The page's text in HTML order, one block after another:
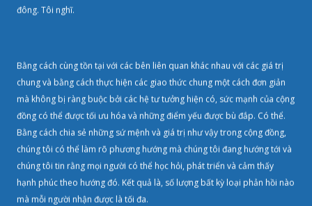
đông. Tôi nghĩ.
Bằng cách cùng tồn tại với các bên liên quan khác nhau với các giá trị
chung và bằng cách thực hiện các giao thức chung một cách đơn giản
mà không bị ràng buộc bởi các hệ tư tưởng hiện có, sức mạnh của cộng
đồng có thể được tối ưu hóa và những điểm yếu được bù đắp. Có thể.
Bằng cách chia sẻ những sứ mệnh và giá trị như vậy trong cộng đồng,
chúng tôi có thể làm rõ phương hướng mà chúng tôi đang hướng tới và
chúng tôi tin rằng mọi người có thể học hỏi, phát triển và cảm thấy
hạnh phúc theo hướng đó. Kết quả là, số lượng bất kỳ loại phản hồi nào
mà mỗi người nhận được là tối đa.